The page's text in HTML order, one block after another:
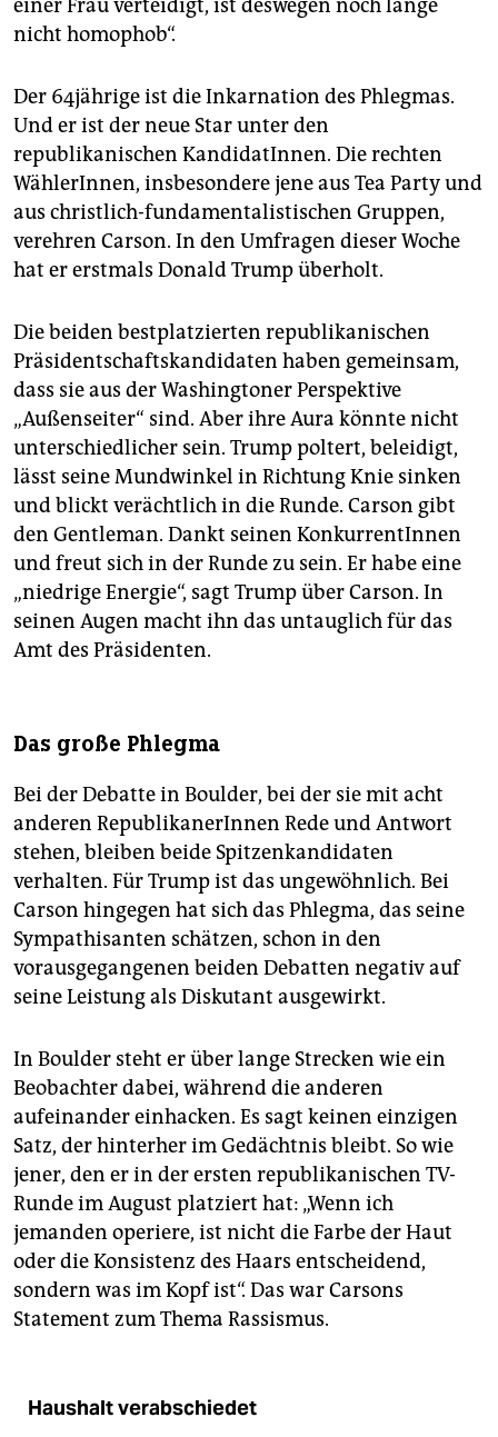
einer Frau verteidigt, ist deswegen noch lange
nicht homophob“.
Der 64jährige ist die Inkarnation des Phlegmas.
Und er ist der neue Star unter den
republikanischen KandidatInnen. Die rechten
WählerInnen, insbesondere jene aus Tea Party und
aus christlich-fundamentalistischen Gruppen,
verehren Carson. In den Umfragen dieser Woche
hat er erstmals Donald Trump überholt.
Die beiden bestplatzierten republikanischen
Präsidentschaftskandidaten haben gemeinsam,
dass sie aus der Washingtoner Perspektive
„Außenseiter“ sind. Aber ihre Aura könnte nicht
unterschiedlicher sein. Trump poltert, beleidigt,
lässt seine Mundwinkel in Richtung Knie sinken
und blickt verächtlich in die Runde. Carson gibt
den Gentleman. Dankt seinen KonkurrentInnen
und freut sich in der Runde zu sein. Er habe eine
„niedrige Energie“, sagt Trump über Carson. In
seinen Augen macht ihn das untauglich für das
Amt des Präsidenten.
Das große Phlegma
Bei der Debatte in Boulder, bei der sie mit acht
anderen RepublikanerInnen Rede und Antwort
stehen, bleiben beide Spitzenkandidaten
verhalten. Für Trump ist das ungewöhnlich. Bei
Carson hingegen hat sich das Phlegma, das seine
Sympathisanten schätzen, schon in den
vorausgegangenen beiden Debatten negativ auf
seine Leistung als Diskutant ausgewirkt.
In Boulder steht er über lange Strecken wie ein
Beobachter dabei, während die anderen
aufeinander einhacken. Es sagt keinen einzigen
Satz, der hinterher im Gedächtnis bleibt. So wie
jener, den er in der ersten republikanischen TV-
Runde im August platziert hat: „Wenn ich
jemanden operiere, ist nicht die Farbe der Haut
oder die Konsistenz des Haars entscheidend,
sondern was im Kopf ist“. Das war Carsons
Statement zum Thema Rassismus.
Haushalt verabschiedet